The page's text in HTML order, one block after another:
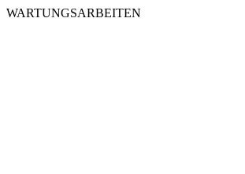
WARTUNGSARBEITEN